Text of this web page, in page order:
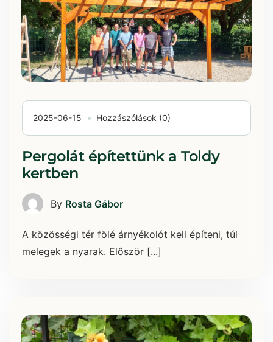
2025-06-15 Hozzászólások (0)
Pergolát építettünk a Toldy
kertben
By Rosta Gábor
A közösségi tér fölé árnyékolót kell építeni, túl
melegek a nyarak. Először [...]